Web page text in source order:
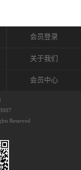
会员登录
关于我们
会员中心
Reserved